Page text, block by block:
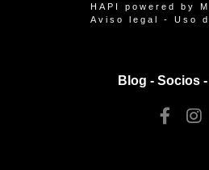
HAPI powered by
Aviso legal
- Uso
Blog - Socios-